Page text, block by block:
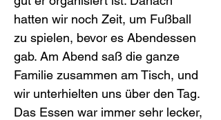
hatten wir noch Zeit, um Fußball
zu spielen, bevor es Abendessen
gab. Am Abend saß die ganze
Familie zusammen am Tisch, und
wir unterhielten uns über den Tag.
Das Essen war immer sehr lecker,